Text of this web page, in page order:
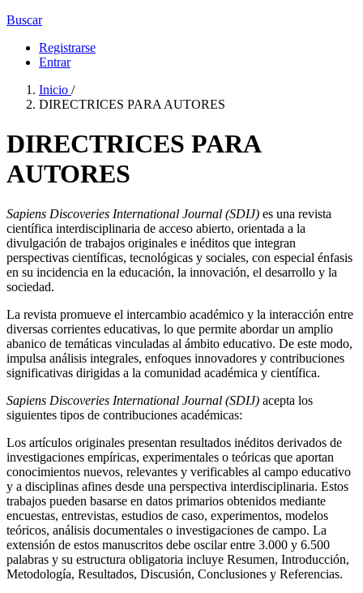
Buscar
Registrarse
Entrar
Inicio /
DIRECTRICES PARA AUTORES
DIRECTRICES PARA
AUTORES
Sapiens Discoveries International Journal (SDIJ) es una revista
científica interdisciplinaria de acceso abierto, orientada a la
divulgación de trabajos originales e inéditos que integran
perspectivas científicas, tecnológicas y sociales, con especial énfasis
en su incidencia en la educación, la innovación, el desarrollo y la
sociedad.
La revista promueve el intercambio académico y la interacción entre
diversas corrientes educativas, lo que permite abordar un amplio
abanico de temáticas vinculadas al ámbito educativo. De este modo,
impulsa análisis integrales, enfoques innovadores y contribuciones
significativas dirigidas a la comunidad académica y científica.
Sapiens Discoveries International Journal (SDIJ) acepta los
siguientes tipos de contribuciones académicas:
Los artículos originales presentan resultados inéditos derivados de
investigaciones empíricas, experimentales o teóricas que aportan
conocimientos nuevos, relevantes y verificables al campo educativo
y a disciplinas afines desde una perspectiva interdisciplinaria. Estos
trabajos pueden basarse en datos primarios obtenidos mediante
encuestas, entrevistas, estudios de caso, experimentos, modelos
teóricos, análisis documentales o investigaciones de campo. La
extensión de estos manuscritos debe oscilar entre 3.000 y 6.500
palabras y su estructura obligatoria incluye Resumen, Introducción,
Metodología, Resultados, Discusión, Conclusiones y Referencias.